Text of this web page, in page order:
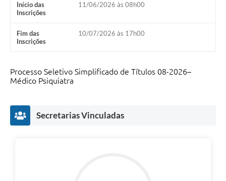
Início das
Inscrições
11/06/2026 às 08h00
Fim das
Inscrições
10/07/2026 às 17h00
Processo Seletivo Simplificado de Títulos 08-2026–
Médico Psiquiatra
Secretarias Vinculadas